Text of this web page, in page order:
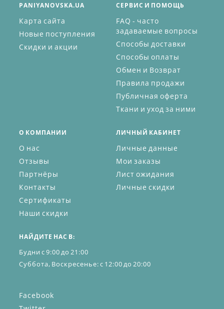
PANIYANOVSKA.UA
Карта сайта
Новые поступления
Скидки и акции
СЕРВИС И ПОМОЩЬ
FAQ - часто
задаваемые вопросы
Способы доставки
Способы оплаты
Обмен и Возврат
Правила продажи
Публичная оферта
Ткани и уход за ними
О КОМПАНИИ
О нас
Отзывы
Партнёры
Контакты
Сертификаты
Наши скидки
ЛИЧНЫЙ КАБИНЕТ
Личные данные
Мои заказы
Лист ожидания
Личные скидки
НАЙДИТЕ НАС В:
Будни с 9:00 до 21:00
Суббота, Воскресенье: с 12:00 до 20:00
Facebook